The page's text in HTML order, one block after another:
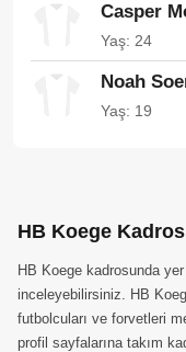
Casper
Yaş: 24
Noah
Yaş: 19
HB Koege
HB Koege kadrosunda
inceleyebilirsiniz. HB
futbolcuları ve forvetleri
profil sayfalarına takım